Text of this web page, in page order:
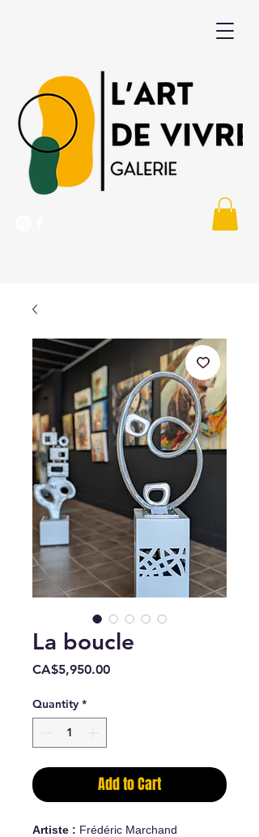
La boucle
CA$5,950.00Price
Quantity *
Add to Cart
Artiste : Frédéric Marchand